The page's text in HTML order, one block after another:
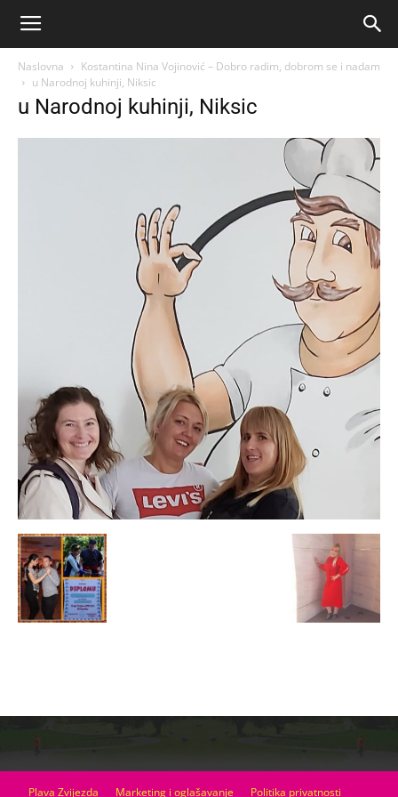
Naslovna
Kostantina Nina Vojinović – Dobro radim, dobrom se i nadam
u Narodnoj kuhinji, Niksic
u Narodnoj kuhinji, Niksic
Plava Zvijezda Marketing i oglašavanje Politika privatnosti